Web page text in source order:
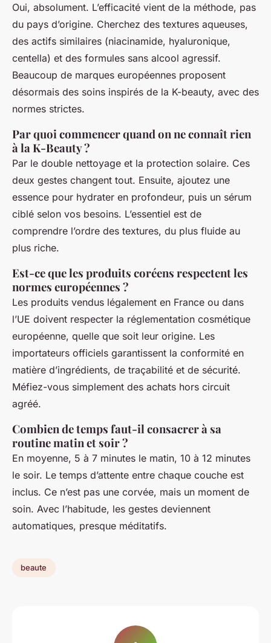
Oui, absolument. L’efficacité vient de la méthode, pas
du pays d’origine. Cherchez des textures aqueuses,
des actifs similaires (niacinamide, hyaluronique,
centella) et des formules sans alcool agressif.
Beaucoup de marques européennes proposent
désormais des soins inspirés de la K-beauty, avec des
normes strictes.
Par quoi commencer quand on ne connaît rien
à la K-Beauty ?
Par le double nettoyage et la protection solaire. Ces
deux gestes changent tout. Ensuite, ajoutez une
essence pour hydrater en profondeur, puis un sérum
ciblé selon vos besoins. L’essentiel est de
comprendre l’ordre des textures, du plus fluide au
plus riche.
Est-ce que les produits coréens respectent les
normes européennes ?
Les produits vendus légalement en France ou dans
l’UE doivent respecter la réglementation cosmétique
européenne, quelle que soit leur origine. Les
importateurs officiels garantissent la conformité en
matière d’ingrédients, de traçabilité et de sécurité.
Méfiez-vous simplement des achats hors circuit
agréé.
Combien de temps faut-il consacrer à sa
routine matin et soir ?
En moyenne, 5 à 7 minutes le matin, 10 à 12 minutes
le soir. Le temps d’attente entre chaque couche est
inclus. Ce n’est pas une corvée, mais un moment de
soin. Avec l’habitude, les gestes deviennent
automatiques, presque méditatifs.
beaute